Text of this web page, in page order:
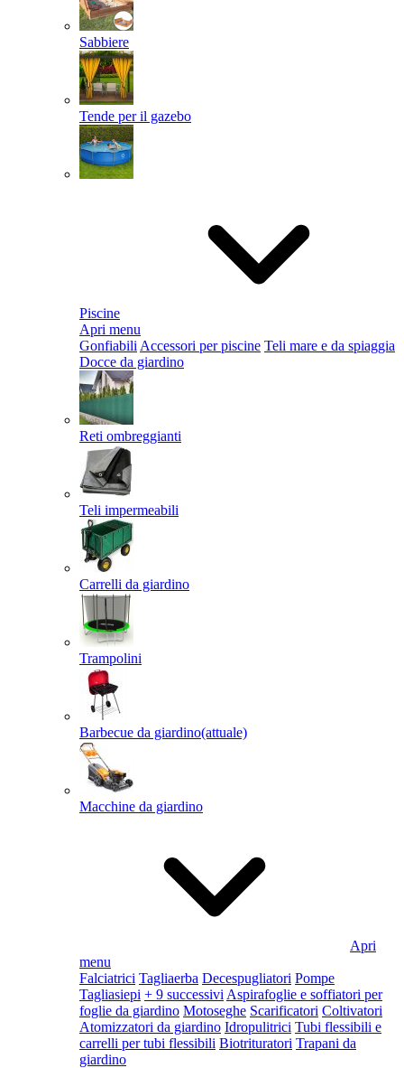
Sabbiere
Tende per il gazebo
Piscine
Apri menu
Gonfiabili Accessori per piscine Teli mare e da spiaggia
Docce da giardino
Reti ombreggianti
Teli impermeabili
Carrelli da giardino
Trampolini
Barbecue da giardino(attuale)
Macchine da giardino
Apri
menu
Falciatrici Tagliaerba Decespugliatori Pompe
Tagliasiepi + 9 successivi Aspirafoglie e soffiatori per
foglie da giardino Motoseghe Scarificatori Coltivatori
Atomizzatori da giardino Idropulitrici Tubi flessibili e
carrelli per tubi flessibili Biotrituratori Trapani da
giardino